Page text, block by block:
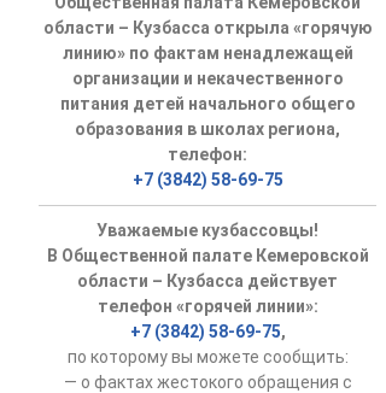
области – Кузбасса открыла «горячую
линию» по фактам ненадлежащей
организации и некачественного
питания детей начального общего
образования в школах региона,
телефон:
+7 (3842) 58-69-75
Уважаемые кузбассовцы!
В Общественной палате Кемеровской
области – Кузбасса действует
телефон «горячей линии»:
+7 (3842) 58-69-75,
по которому вы можете сообщить:
— о фактах жестокого обращения с